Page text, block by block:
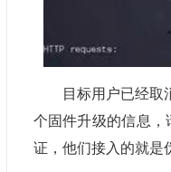
目标用户已经取
个固件升级的信息
证，他们接入的就是